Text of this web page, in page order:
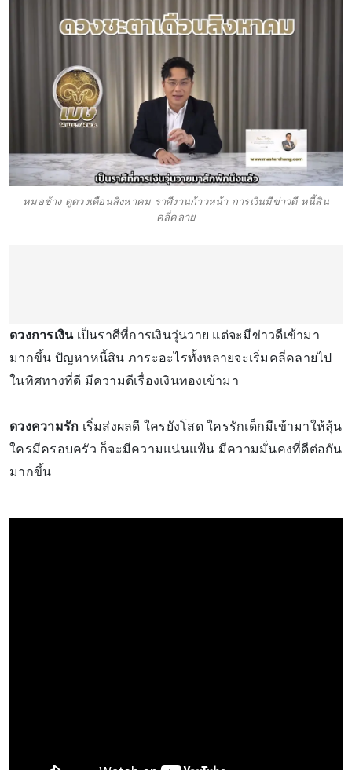
หมอช้าง ดูดวงเดือนสิงหาคม ราศีงานก้าวหน้า การเงินมีข่าวดี หนี้สิน
คลี่คลาย
ดวงการเงินเป็นราศีที่การเงินวุ่นวาย แต่จะมีข่าวดีเข้ามา
มากขึ้น ปัญหาหนี้สิน ภาระอะไรทั้งหลายจะเริ่มคลี่คลายไป
ในทิศทางที่ดี มีความดีเรื่องเงินทองเข้ามา
ดวงความรัก เริ่มส่งผลดี ใครยังโสด ใครรักเด็กมีเข้ามาให้ลุ้น
ใครมีครอบครัว ก็จะมีความแน่นแฟ้น มีความมั่นคงที่ดีต่อกัน
มากขึ้น